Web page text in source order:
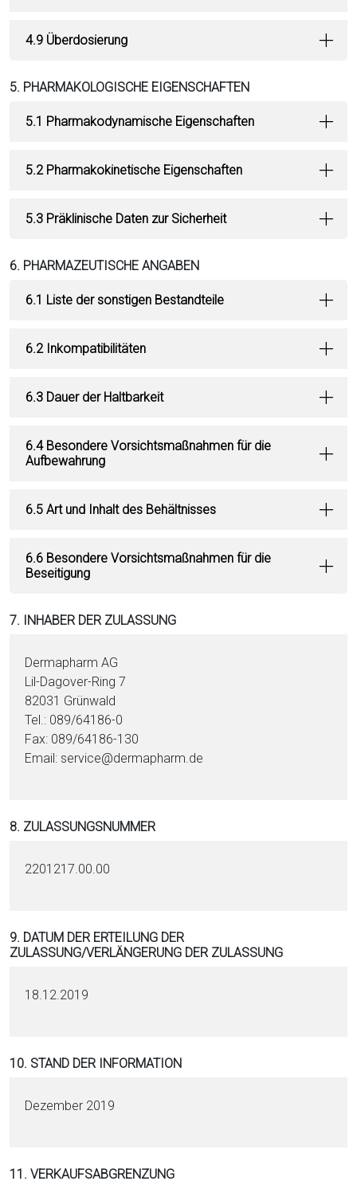
4.9 Überdosierung
5. PHARMAKOLOGISCHE EIGENSCHAFTEN
5.1 Pharmakodynamische Eigenschaften
5.2 Pharmakokinetische Eigenschaften
5.3 Präklinische Daten zur Sicherheit
6. PHARMAZEUTISCHE ANGABEN
6.1 Liste der sonstigen Bestandteile
6.2 Inkompatibilitäten
6.3 Dauer der Haltbarkeit
6.4 Besondere Vorsichtsmaßnahmen für die
Aufbewahrung
6.5 Art und Inhalt des Behältnisses
6.6 Besondere Vorsichtsmaßnahmen für die
Beseitigung
7. INHABER DER ZULASSUNG
Dermapharm AG
Lil-Dagover-Ring 7
82031 Grünwald
Tel.: 089/64186-0
Fax: 089/64186-130
Email: service@dermapharm.de
8. ZULASSUNGSNUMMER
2201217.00.00
9. DATUM DER ERTEILUNG DER
ZULASSUNG/VERLÄNGERUNG DER ZULASSUNG
18.12.2019
10. STAND DER INFORMATION
Dezember 2019
11. VERKAUFSABGRENZUNG